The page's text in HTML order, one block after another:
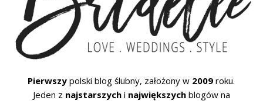
Pierwszy polski blog ślubny, założony w 2009 roku.
Jeden z najstarszychi największychblogów na